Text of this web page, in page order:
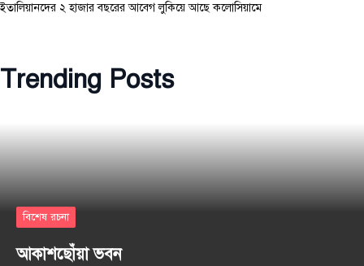
ইতালিয়ানদের ২ হাজার বছরের আবেগ লুকিয়ে আছে কলোসিয়ামে
Trending Posts
বিশেষ রচনা
আকাশছোঁয়া ভবন